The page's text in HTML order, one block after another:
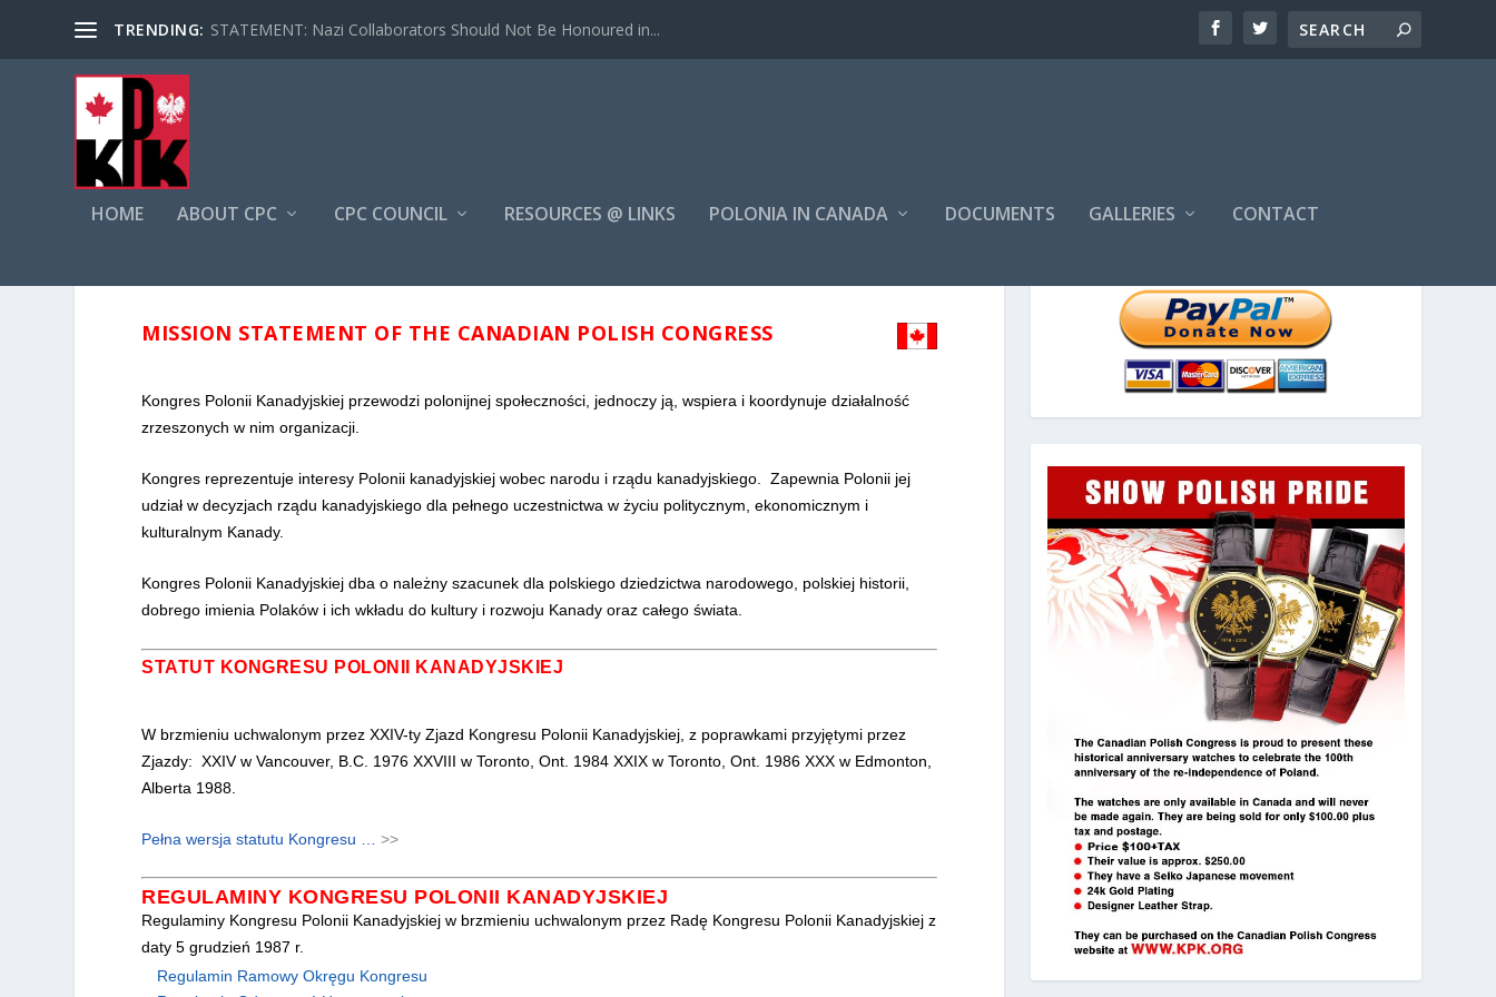
TRENDING: STATEMENT: Nazi Collaborators Should Not Be Honoured in...
HOME ABOUT CPC CPC COUNCIL RESOURCES @ LINKS POLONIA IN CANADA DOCUMENTS GALLERIES CONTACT
MISSION STATEMENT OF THE CANADIAN POLISH CONGRESS
Kongres Polonii Kanadyjskiej przewodzi polonijnej społeczności, jednoczy ją, wspiera i koordynuje działalność
zrzeszonych w nim organizacji.
Kongres reprezentuje interesy Polonii kanadyjskiej wobec narodu i rządu kanadyjskiego. Zapewnia Polonii jej
udział w decyzjach rządu kanadyjskiego dla pełnego uczestnictwa w życiu politycznym, ekonomicznym i
kulturalnym Kanady.
Kongres Polonii Kanadyjskiej dba o należny szacunek dla polskiego dziedzictwa narodowego, polskiej historii,
dobrego imienia Polaków i ich wkładu do kultury i rozwoju Kanady oraz całego świata.
STATUT KONGRESU POLONII KANADYJSKIEJ
W brzmieniu uchwalonym przez XXIV-ty Zjazd Kongresu Polonii Kanadyjskiej, z poprawkami przyjętymi przez
Zjazdy: XXIV w Vancouver, B.C. 1976 XXVIII w Toronto, Ont. 1984 XXIX w Toronto, Ont. 1986 XXX w Edmonton,
Alberta 1988.
Pełna wersja statutu Kongresu …>>
REGULAMINY KONGRESU POLONII KANADYJSKIEJ
Regulaminy Kongresu Polonii Kanadyjskiej w brzmieniu uchwalonym przez Radę Kongresu Polonii Kanadyjskiej z
daty 5 grudzień 1987 r.
Regulamin Ramowy Okręgu Kongresu